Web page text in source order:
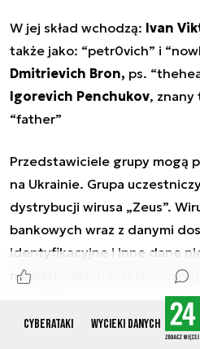
Cyberataki Wycieki danych
W jej skład wchodzą: Ivan
także jako: “petr0vich” i
Dmitrievich Bron, ps.
Igorevich Penchukov, znany
“father”
Przedstawiciele grupy mogą
na Ukrainie. Grupa
dystrybucji wirusa „Zeus”.
bankowych wraz z danymi
identyfikacyjne i inne dane
na platformach elektronicznej
Profil: https://www.fbi.gov/